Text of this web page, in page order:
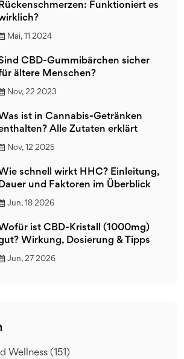
Rückenschmerzen: Funktioniert es
Mai, 11 2024
CBD-Gummibärchen sicher
ältere Menschen?
Nov, 22 2023
ist in Cannabis-Getränken
Alle Zutaten erklärt
Nov, 12 2025
schnell wirkt HHC? Einleitung,
Dauer und Faktoren im Überblick
Jun, 18 2026
ist CBD-Kristall (1000mg)
Wirkung, Dosierung & Tipps
Jun, 27 2026
Wellness (151)